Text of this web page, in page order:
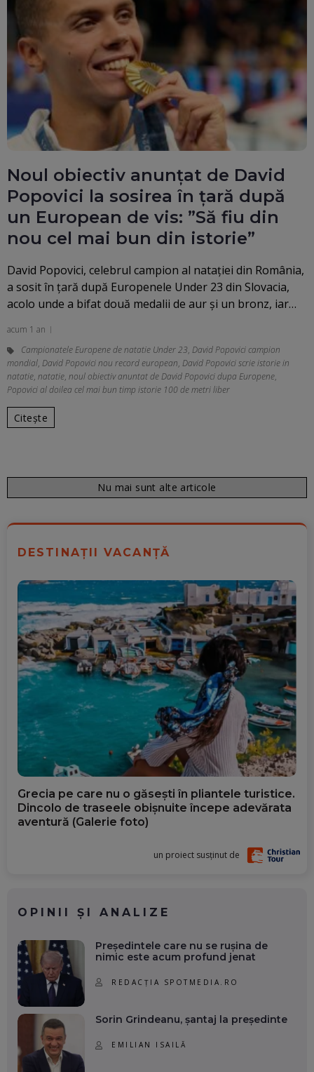
Noul obiectiv anunțat de David
Popovici la sosirea în țară după
un European de vis: ”Să fiu din
nou cel mai bun din istorie”
David Popovici, celebrul campion al natației din România,
a sosit în țară după Europenele Under 23 din Slovacia,
acolo unde a bifat două medalii de aur și un bronz, iar…
acum 1 an
Campionatele Europene de natatie Under 23, David Popovici campion
mondial, David Popovici nou record european, David Popovici scrie istorie in
natatie, natatie, noul obiectiv anuntat de David Popovici dupa Europene,
Popovici al doilea cel mai bun timp istorie 100 de metri liber
Citește
Nu mai sunt alte articole
DESTINAȚII VACANȚĂ
Grecia pe care nu o găsești în pliantele turistice.
Dincolo de traseele obișnuite începe adevărata
aventură (Galerie foto)
un proiect susținut de
OPINII ȘI ANALIZE
Președintele care nu se rușina de
nimic este acum profund jenat
REDACȚIA SPOTMEDIA.RO
Sorin Grindeanu, șantaj la președinte
EMILIAN ISAILĂ